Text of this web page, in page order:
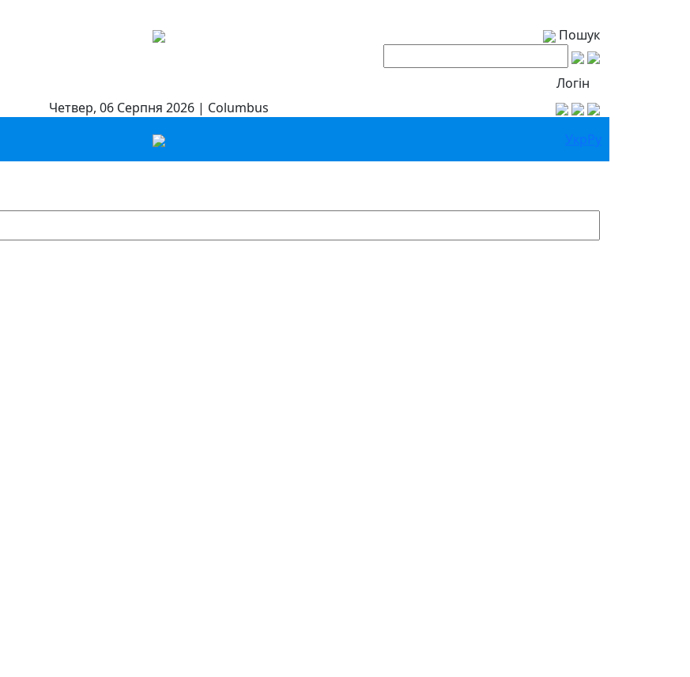
Пошук
Логін
Четвер, 06 Серпня 2026 | Columbus
УкрРу